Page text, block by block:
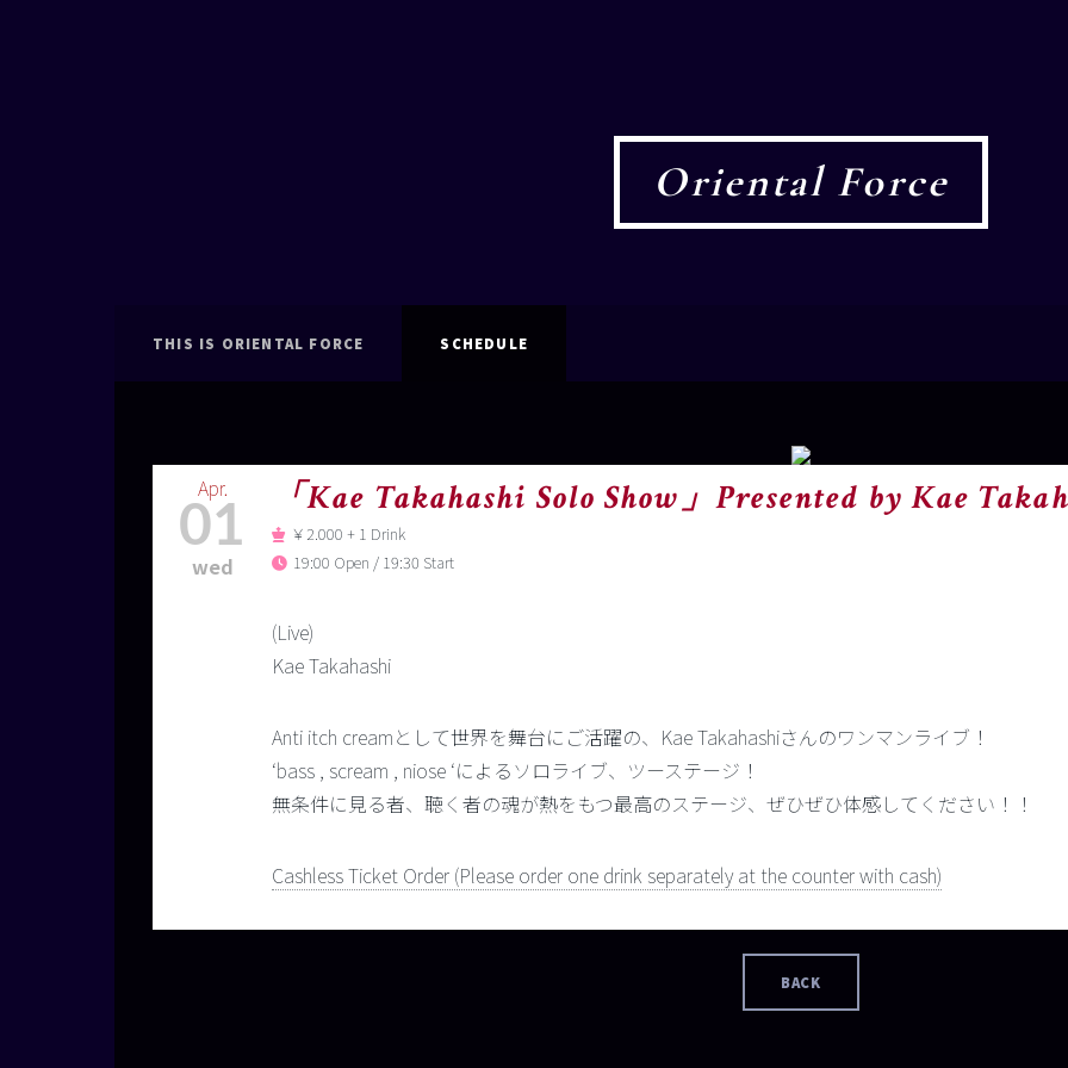
Oriental Force
THIS IS ORIENTAL FORCE SCHEDULE
Apr.
01
wed
「Kae Takahashi Solo Show」Presented by Kae
￥2.000 + 1 Drink
19:00 Open / 19:30 Start
(Live)
Kae Takahashi
Anti itch creamとして世界を舞台にご活躍の、Kae Takahashiさんのワンマンライブ！
‘bass , scream , niose ‘によるソロライブ、ツーステージ！
無条件に見る者、聴く者の魂が熱をもつ最高のステージ、ぜひぜひ体感してください！！
Cashless Ticket Order (Please order one drink separately at the counter with cash)
BACK